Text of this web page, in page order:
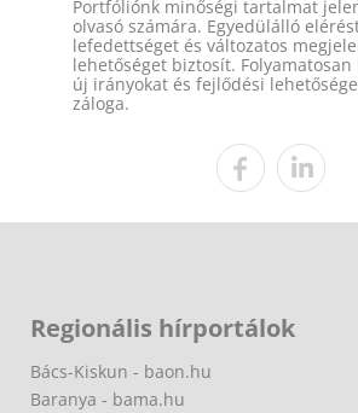
Portfóliónk minőségi tartalmat
olvasó számára. Egyedülálló
lefedettséget és változatos
lehetőséget biztosít. Folyamatosan
új irányokat és fejlődési
záloga.
Regionális hírportálok
Bács-Kiskun - baon.hu
Baranya - bama.hu